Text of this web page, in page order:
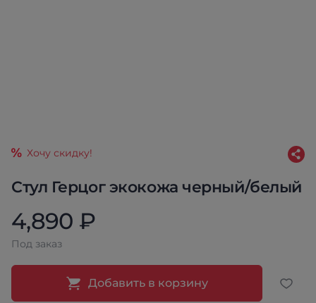
Стул Герцог экокожа черный/белый
Хочу скидку!
4,890 ₽
Под заказ
Добавить в корзину